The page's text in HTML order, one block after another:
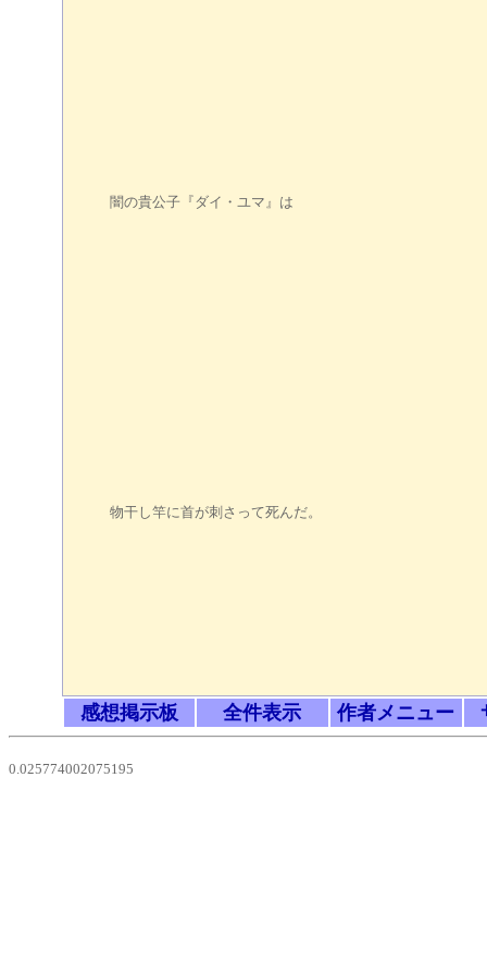
闇の貴公子『ダイ・ユマ』は
物干し竿に首が刺さって死んだ。
感想掲示板 全件表示 作者メニュー
0.025774002075195